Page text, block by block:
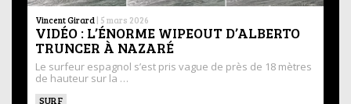
Vincent Girard | 5 mars 2026
VIDÉO : L’ÉNORME WIPEOUT D’ALBERTO
TRUNCER À NAZARÉ
Le surfeur espagnol s’est pris vague de près de 18 mètres
de hauteur sur la …
SURF